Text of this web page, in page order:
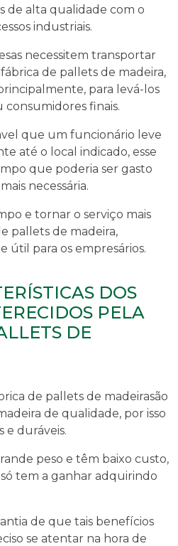
de alta qualidade com o
industriais.
necessitem transportar
fábrica de pallets de madeira,
para levá-los
finais.
que um funcionário leve
até o local indicado, esse
que poderia ser gasto
necessária.
e tornar o serviço mais
pallets de madeira,
útil para os empresários.
DOS
PELA
DE
de pallets de madeirasão
de qualidade, por isso
e duráveis.
peso e têm baixo custo,
tem a ganhar adquirindo
de que tais benefícios
se atentar na hora de